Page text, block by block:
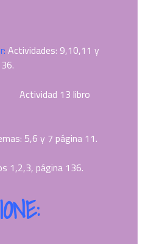
Actividades: 9,10,11 y
13 libro
5,6 y 7 página 11.
1,2,3, página 136.